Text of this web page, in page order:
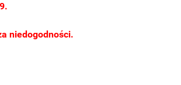
niedogodności.